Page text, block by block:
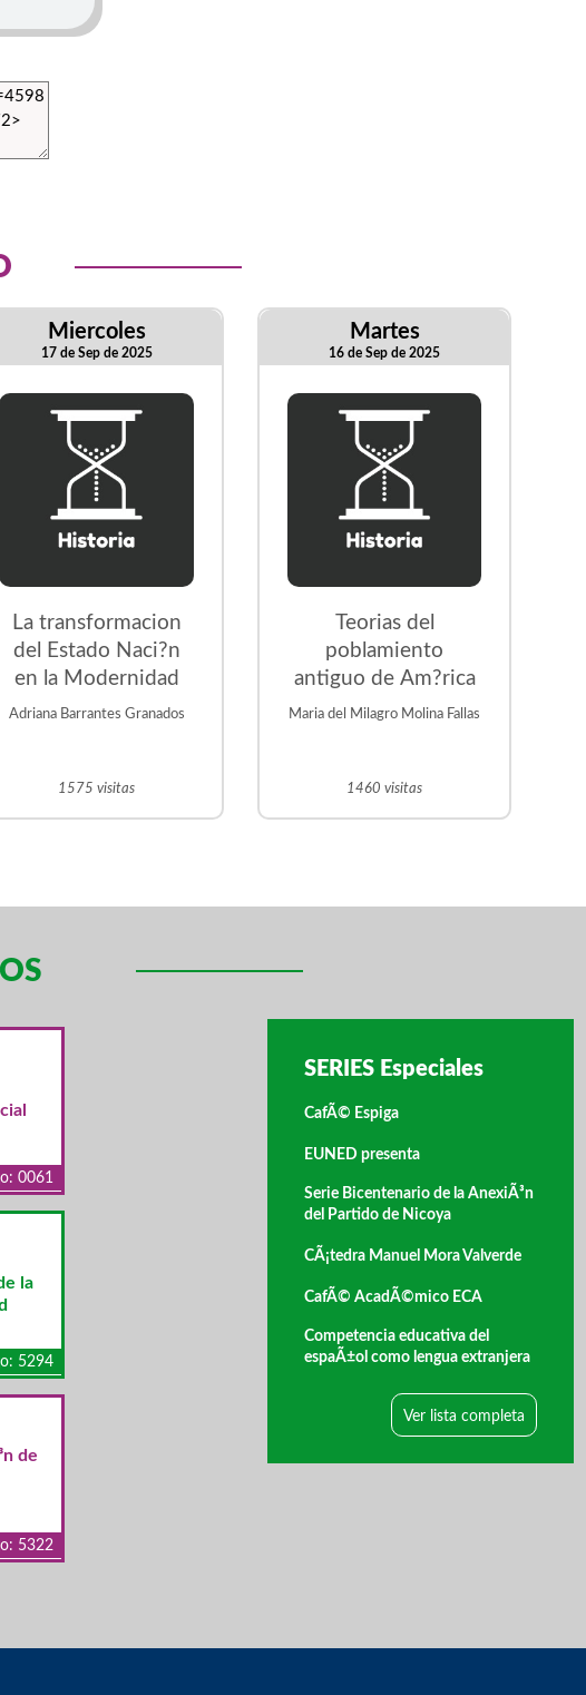
Miercoles
17 de Sep de 2025
La transformacion
del Estado Naci?n
en la Modernidad
Adriana Barrantes Granados
1575 visitas
Martes
16 de Sep de 2025
Teorias del
poblamiento
antiguo de Am?rica
Maria del Milagro Molina Fallas
1460 visitas
0061
la
5294
de
5322
SERIES Especiales
CafÃ© Espiga
EUNED presenta
Serie Bicentenario de la AnexiÃ³n
del Partido de Nicoya
CÃ¡tedra Manuel Mora Valverde
CafÃ© AcadÃ©mico ECA
Competencia educativa del
espaÃ±ol como lengua extranjera
Ver lista completa